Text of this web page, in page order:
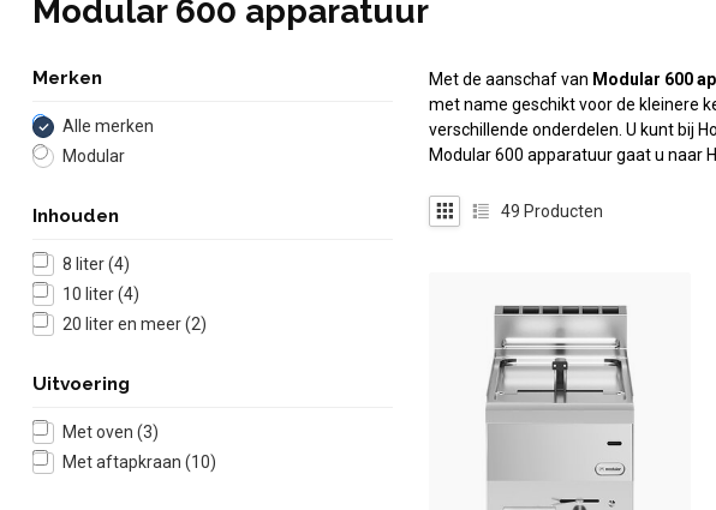
Modular 600 apparatuur
Merken
Alle merken
Modular
Inhouden
8 liter(4)
10 liter(4)
20 liter en meer(2)
Uitvoering
Met oven (3)
Met aftapkraan (10)
Met de aanschaf van Modular 600
met name geschikt voor de kleinere
verschillende onderdelen. U kunt bij
Modular 600 apparatuur gaat u naar
49 Producten